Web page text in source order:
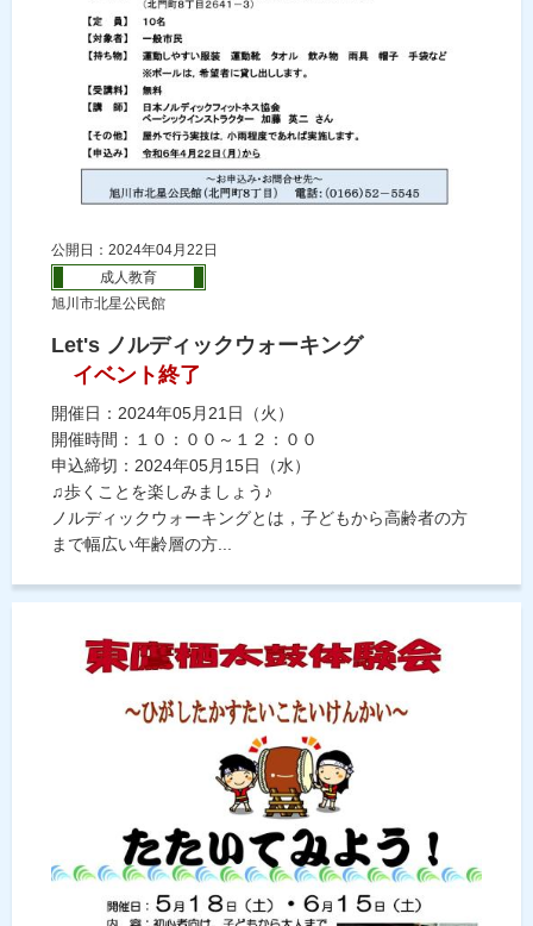
公開日：2024年04月22日
成人教育
旭川市北星公民館
Let's ノルディックウォーキング
イベント終了
開催日：2024年05月21日（火）
開催時間：１０：００～１２：００
申込締切：2024年05月15日（水）
♫歩くことを楽しみましょう♪
ノルディックウォーキングとは，子どもから高齢者の方
まで幅広い年齢層の方...